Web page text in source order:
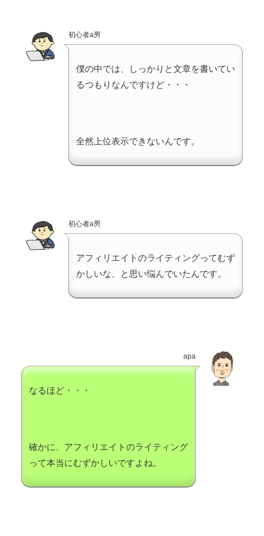
初心者a男
僕の中では、しっかりと文章を書いてい
るつもりなんですけど・・・
全然上位表示できないんです。
初心者a男
アフィリエイトのライティングってむず
かしいな、と思い悩んでいたんです。
apa
なるほど・・・
確かに、アフィリエイトのライティング
って本当にむずかしいですよね。